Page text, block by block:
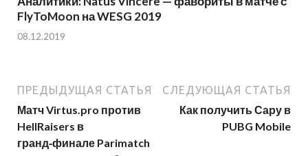
FlyToMoon на WESG 2019
08.12.2019
ПРЕДЫДУЩАЯ СТАТЬЯ
Матч Virtus.pro против
HellRaisers в
гранд‑финале Parimatch
СЛЕДУЮЩАЯ СТАТЬЯ
Как получить Сару в
PUBG Mobile